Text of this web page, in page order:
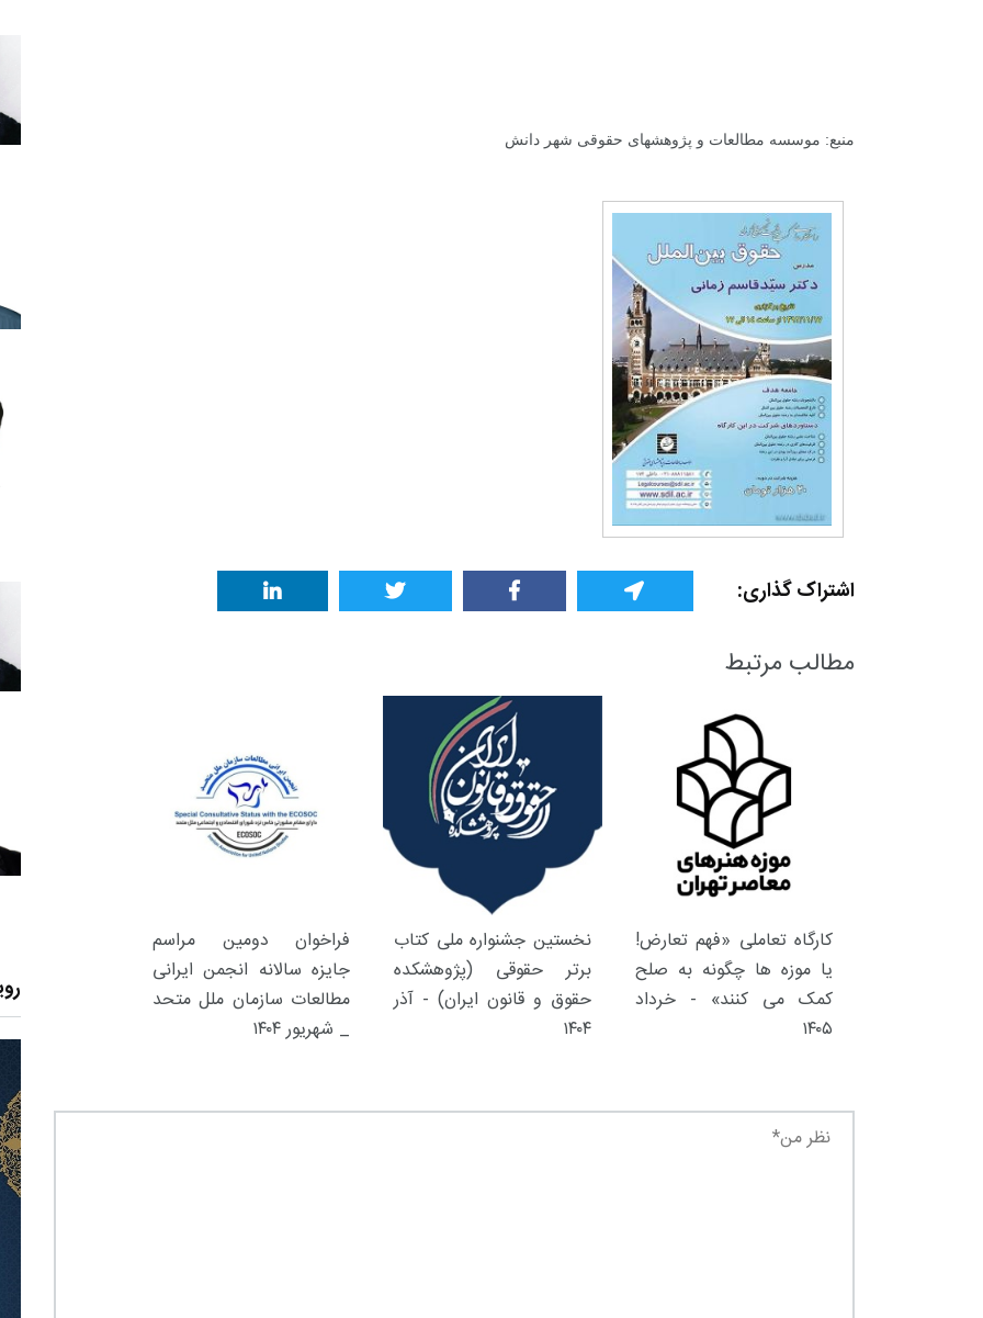
منبع: موسسه مطالعات و پژوهشهای حقوقی شهر دانش
اشتراک گذاری:
مطالب مرتبط
کارگاه تعاملی «فهم تعارض!
یا موزه ها چگونه به صلح
کمک می کنند» - خرداد
۱۴۰۵
نخستین جشنواره ملی کتاب
برتر حقوقی (پژوهشکده
حقوق و قانون ایران) - آذر
۱۴۰۴
فراخوان دومین مراسم
جایزه سالانه انجمن ایرانی
مطالعات سازمان ملل متحد
_ شهریور ۱۴۰۴